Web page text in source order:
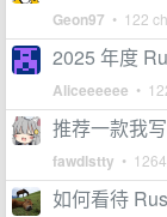
Geon97 • 122
2025 年度
Aliceeeeee •
推荐一款我
fawdlstty •
如何看待